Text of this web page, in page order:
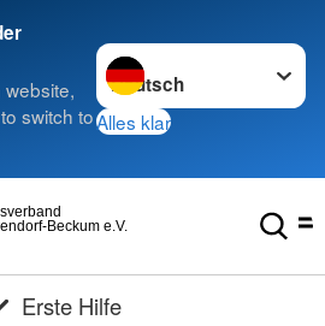
switch to
Sprache wechseln zu
Alles klar
Beckum e.V.
Erste Hilfe